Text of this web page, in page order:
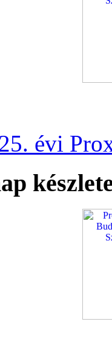
évi